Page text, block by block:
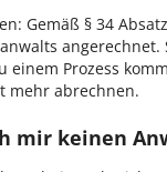
Gemäß § 34
einem Prozess
mehr abrechnen.
mir keinen